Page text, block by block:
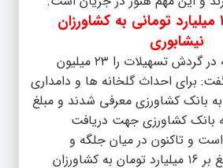
تسهیلات ۱۷۷ میلیارد تومانی به کشاورزان
نیشابوری
وی همچنین سرمایه‌ در گردش تسهیلات را ۲۳ میلیون
برای احداث گلخانه ها و دامداری
کشاورز به بانک کشاورزی معرفی شدند و مبلغ
به بانک کشاورزی جهت دریافت
و تاکنون در میان جلگه و
سرولایت اعتباری بالغ بر ۱۶ میلیارد تومان به کشاورزان